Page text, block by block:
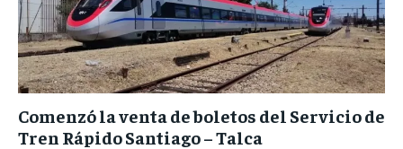
Comenzó la venta de boletos del Servicio de
Tren Rápido Santiago – Talca